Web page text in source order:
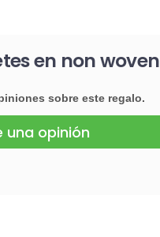
en non woven
sobre este regalo.
una opinión